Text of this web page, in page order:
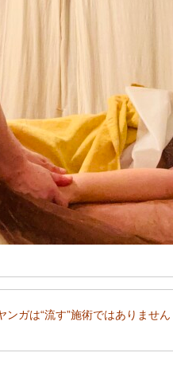
ンガは“流す”施術ではありません